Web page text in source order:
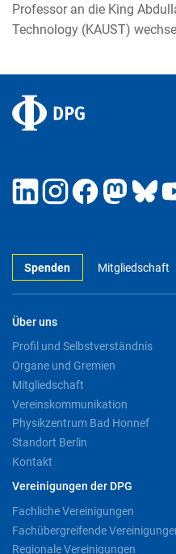
Professor an die King
Technology (KAUST)
Spenden Mitgliedschaft
Über uns
Profil und Selbstverständnis
Organe und Gremien
Mitgliedschaft
Vereinskommunikation
Physikzentrum Bad Honnef
Standort Berlin
Kontakt
Vereinigungen der DPG
Fachliche Vereinigungen
Fachübergreifende
Regionale Vereinigungen